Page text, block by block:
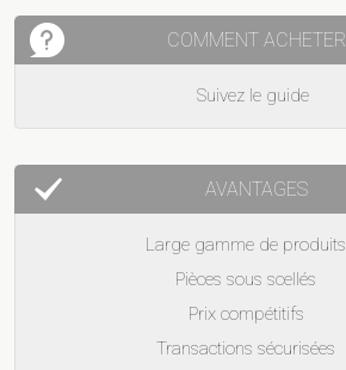
COMMENT ACHETER
Suivez le guide
AVANTAGES
Large gamme de produits
Pièces sous scellés
Prix compétitifs
Transactions sécurisées